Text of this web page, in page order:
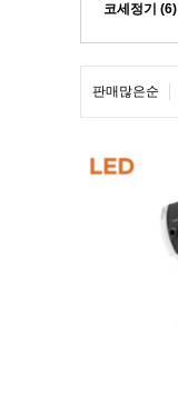
코세정기 (6)
판매많은순